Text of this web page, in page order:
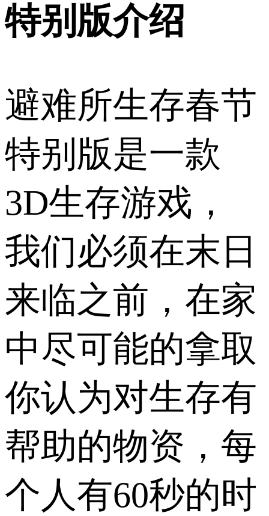
特别版介绍
避难所生存春节
特别版是一款
3D生存游戏，
我们必须在末日
来临之前，在家
中尽可能的拿取
你认为对生存有
帮助的物资，每
个人有60秒的时